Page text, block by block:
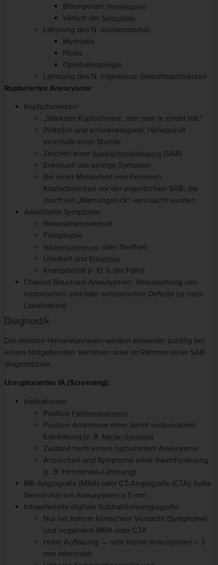
Bitemporale Hemianopsie
Verlust der Sehschärfe
Lähmung des N. oculomotorius:
Mydriasis
Ptosis
Ophthalmoplegie
Lähmung des N. trigeminus: Gesichtsschmerzen
Rupturiertes Aneurysma:
Kopfschmerzen:
„Stärkster Kopfschmerz, den man je erlebt hat.“
Plötzlich und schwerwiegend, Höhepunkt
innerhalb einer Stunde
Zeichen einer Subarachnoidalblutung (SAB)
Eventuell das einzige Symptom
Bei einer Minderheit von Personen
Kopfschmerzen vor der eigentlichen SAB, die
durch ein „Warnungsleck“ verursacht wurden
Assoziierte Symptome:
Bewusstseinsverlust
Fotophobie
Nackenschmerzen oder Steifheit
Übelkeit und Erbrechen
Krampfanfall (< 10 % der Fälle)
Charcot-Bouchard-Aneurysmen: Verursachung von
motorischen und/oder sensorischen Defizite (je nach
Lokalisation)
Diagnostik
Die meisten Hirnaneurysmen werden entweder zufällig bei
einem bildgebenden Verfahren oder im Rahmen einer SAB
diagnostiziert.
Unrupturiertes IA (Screening):
Indikationen:
Positive Familienanamnese
Positive Anamnese einer damit verbundenen
Erkrankung (z. B. Marfan-Syndrom)
Zustand nach einem rupturiertem Aneurysma
Anzeichen und Symptome einer Raumforderung
(z. B. Hirnnerven-Lähmung)
MR-Angiografie (MRA) oder CT-Angiografie (CTA): hohe
Sensitivität bei Aneurysmen ≥ 5 mm
Intraarterielle digitale Subtraktionsangiografie:
Nur bei hohem klinischem Verdacht (Symptome)
und negativem MRA oder CTA
Hohe Auflösung → sehr kleine Aneurysmen < 3
mm erkennbar